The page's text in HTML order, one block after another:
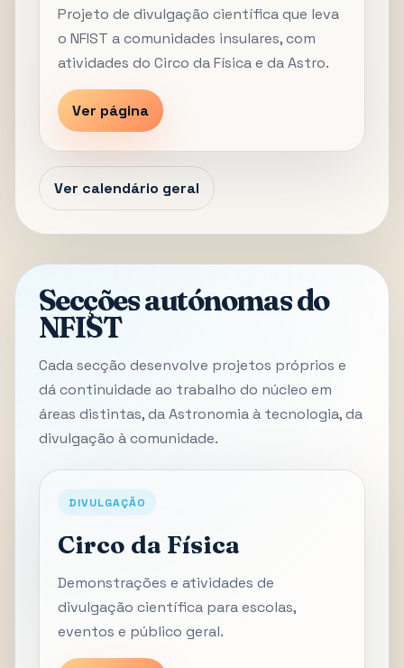
Projeto de divulgação científica que leva
o NFIST a comunidades insulares, com
atividades do Circo da Física e da Astro.
Ver página
Ver calendário geral
Secções autónomas do
NFIST
Cada secção desenvolve projetos próprios e
dá continuidade ao trabalho do núcleo em
áreas distintas, da Astronomia à tecnologia, da
divulgação à comunidade.
DIVULGAÇÃO
Circo da Física
Demonstrações e atividades de
divulgação científica para escolas,
eventos e público geral.